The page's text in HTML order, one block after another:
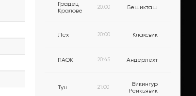
Градец
Кралове
20:00 Бешикташ
Лех 20:00 Клаксвик
ПАОК 20:45 Андерлехт
Тун 21:00
Викингур
Рейкьявик